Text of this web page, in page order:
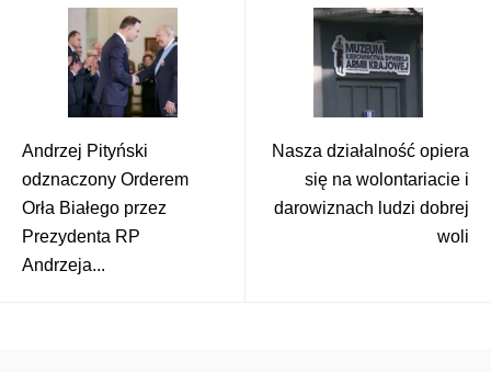
Andrzej Pityński
odznaczony Orderem
Orła Białego przez
Prezydenta RP
Andrzeja...
Nasza działalność opiera
się na wolontariacie i
darowiznach ludzi dobrej
woli